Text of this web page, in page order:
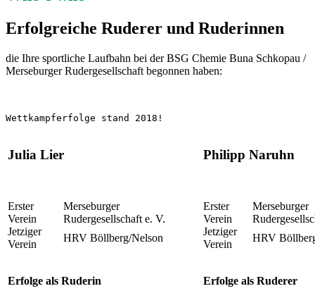
Erfolgreiche Ruderer und Ruderinnen
die Ihre sportliche Laufbahn bei der BSG Chemie Buna Schkopau /
Merseburger Rudergesellschaft begonnen haben:
Wettkampferfolge stand 2018!
Julia Lier
Erster
Verein
Merseburger
Rudergesellschaft e. V.
Jetziger
Verein
HRV Böllberg/Nelson
Erfolge als Ruderin
Philipp Naruhn
Erster
Verein
Merseburger
Jetziger
Verein
HRV
Erfolge als Ruderer